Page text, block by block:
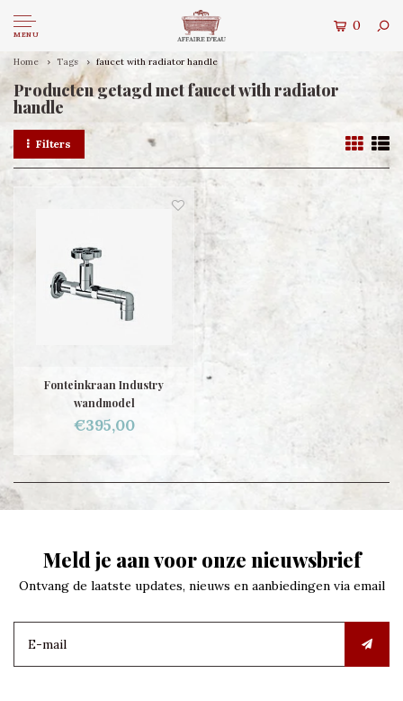
MENU
0
Home Tags faucet with radiator handle
Producten getagd met faucet with radiator
handle
Filters
Fonteinkraan Industry
wandmodel
€395,00
Meld je aan voor onze nieuwsbrief
Ontvang de laatste updates, nieuws en aanbiedingen via email